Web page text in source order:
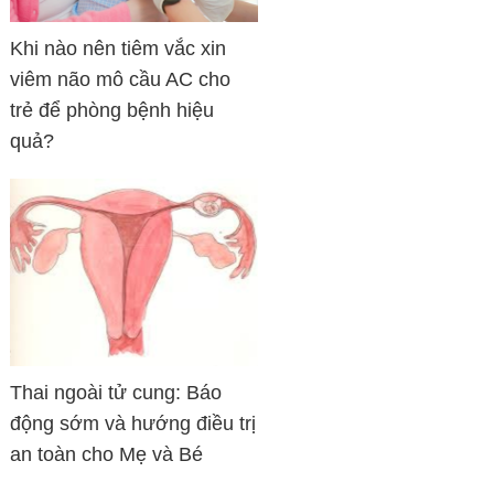
Khi nào nên tiêm vắc xin
viêm não mô cầu AC cho
trẻ để phòng bệnh hiệu
quả?
Thai ngoài tử cung: Báo
động sớm và hướng điều trị
an toàn cho Mẹ và Bé